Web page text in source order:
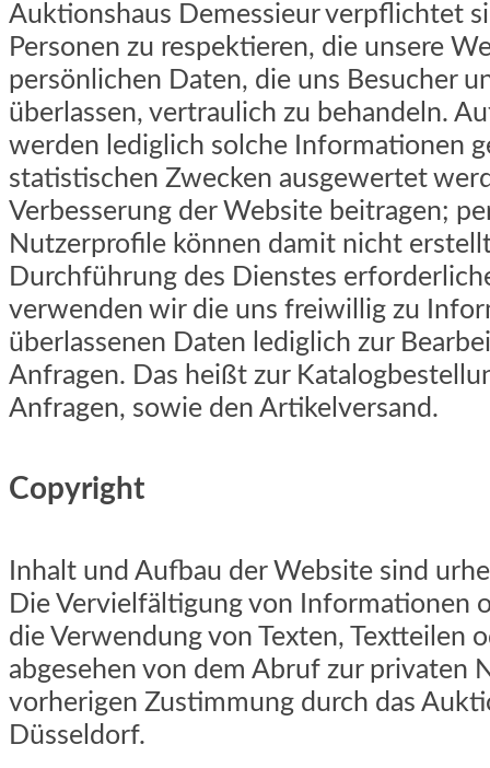
Auktionshaus Demessieur verpflichtet
Personen zu respektieren, die unsere
persönlichen Daten, die uns Besucher
überlassen, vertraulich zu behandeln.
werden lediglich solche Informationen
statistischen Zwecken ausgewertet
Verbesserung der Website beitragen;
Nutzerprofile können damit nicht
Durchführung des Dienstes
verwenden wir die uns freiwillig zu
überlassenen Daten lediglich zur
Anfragen. Das heißt zur
Anfragen, sowie den Artikelversand.
Copyright
Inhalt und Aufbau der Website sind
Die Vervielfältigung von Informationen
die Verwendung von Texten, Textteilen
abgesehen von dem Abruf zur privaten
vorherigen Zustimmung durch das
Düsseldorf.